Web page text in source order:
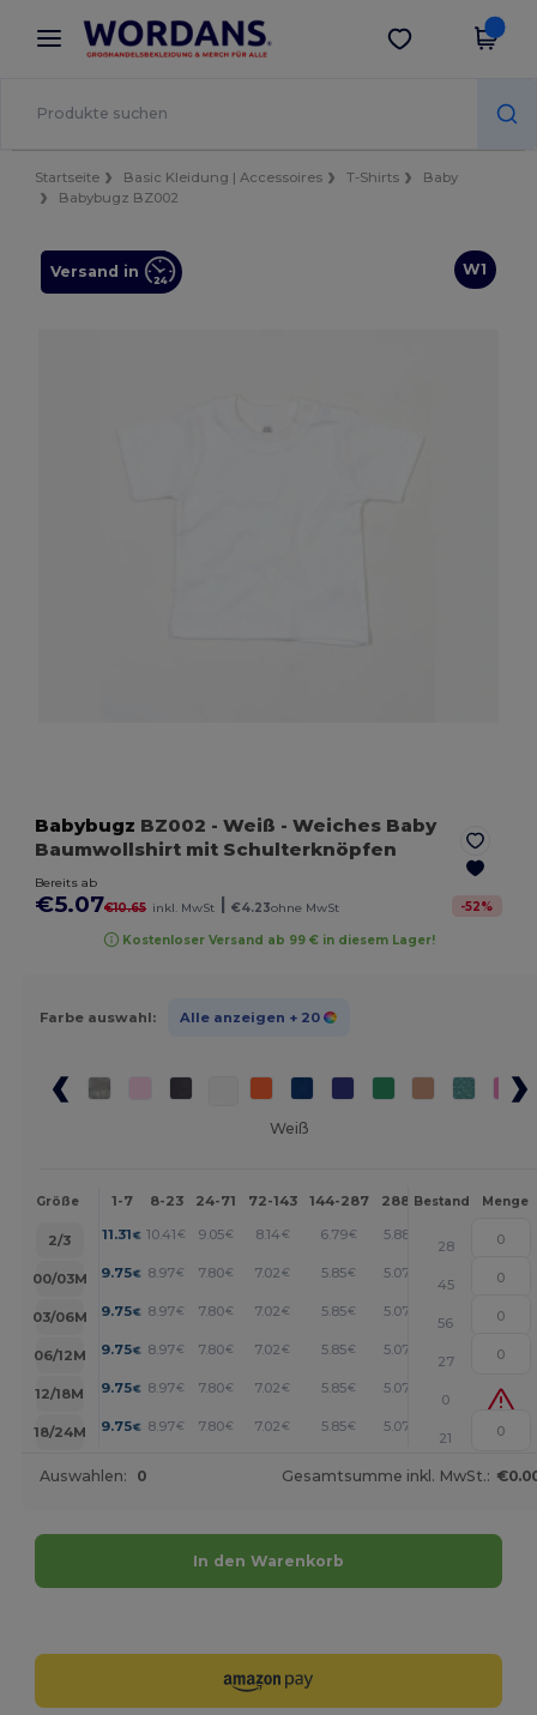
× Wordans App
Bessere Preise in der App!
App holen
Startseite Basic Kleidung | Accessoires T-Shirts
Baby
Babybugz BZ002
W1
Versand in
Babybugz BZ002 - Weiß - Weiches Baby
Baumwollshirt mit Schulterknöpfen
Bereits ab
€5.07€10.65 inkl. MwSt | €4.23ohne MwSt -52%
Kostenloser Versand ab 99 € in diesem Lager!
Farbe auswahl: Alle anzeigen + 20
Weiß
Größe 1-7 8-23 24-71 72-143 144-287 288 + Mehr
Bestand Menge
2/3 11.31€ 10.41 € 9.05€ 8.14€ 6.79€ 5.88 +
28
00/03M
9.75€ 8.97€ 7.80€ 7.02 € 5.85€ 5.07 +
45
03/06M
9.75€ 8.97€ 7.80€ 7.02 € 5.85€ 5.07 +
56
06/12M
9.75€ 8.97€ 7.80€ 7.02 € 5.85€ 5.07 +
27
12/18M
9.75€ 8.97€ 7.80€ 7.02 € 5.85€ 5.07 +
0
18/24M
9.75€ 8.97€ 7.80€ 7.02 € 5.85€ 5.07 +
21
Auswahlen: 0 Gesamtsumme inkl. MwSt.:
In den Warenkorb